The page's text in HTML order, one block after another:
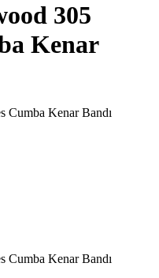
305
Kenar
Cumba Kenar Bandı
Cumba Kenar Bandı